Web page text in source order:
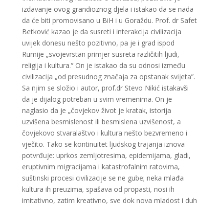
izdavanje ovog grandioznog djela i istakao da se nada
da će biti promovisano u BiH i u Goraždu. Prof. dr Safet
Betković kazao je da susreti i interakcija civilizacija
uvijek donesu nešto pozitivno, pa je i grad ispod
Rumije „svojevrstan primjer susreta različitih ljudi,
religija i kultura.“ On je istakao da su odnosi između
civilizacija „od presudnog značaja za opstanak svijeta”.
Sa njim se složio i autor, prof.dr Stevo Nikić istakavši
da je dijalog potreban u svim vremenima. On je
naglasio da je „čovjekov život je kratak, istorija
uzvišena besmislenost ili besmislena uzvišenost, a
čovjekovo stvaralaštvo i kultura nešto bezvremeno i
vječito. Tako se kontinuitet ljudskog trajanja iznova
potvrđuje: uprkos zemljotresima, epidemijama, gladi,
eruptivnim migracijama i katastrofalnim ratovima,
suštinski procesi civilizacije se ne gube; neka mlađa
kultura ih preuzima, spašava od propasti, nosi ih
imitativno, zatim kreativno, sve dok nova mladost i duh